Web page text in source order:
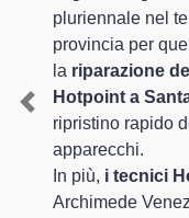
pluriennale nel
provincia per
la riparazione
Hotpoint a
ripristino rapido
apparecchi.
In più, i tecnici
Archimede
Previous